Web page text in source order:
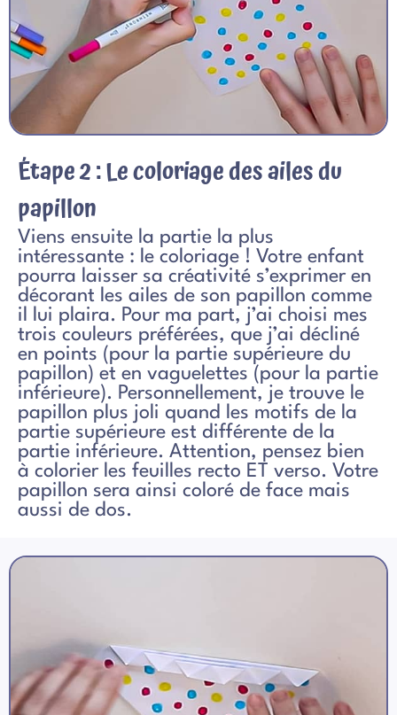
Étape 2 : Le coloriage des ailes du
papillon
Viens ensuite la partie la plus
intéressante : le coloriage ! Votre enfant
pourra laisser sa créativité s’exprimer en
décorant les ailes de son papillon comme
il lui plaira. Pour ma part, j’ai choisi mes
trois couleurs préférées, que j’ai décliné
en points (pour la partie supérieure du
papillon) et en vaguelettes (pour la partie
inférieure). Personnellement, je trouve le
papillon plus joli quand les motifs de la
partie supérieure est différente de la
partie inférieure. Attention, pensez bien
à colorier les feuilles recto ET verso. Votre
papillon sera ainsi coloré de face mais
aussi de dos.